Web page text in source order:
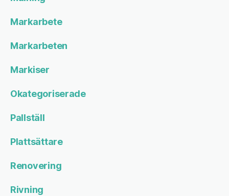
Markarbete
Markarbeten
Markiser
Okategoriserade
Pallställ
Plattsättare
Renovering
Rivning